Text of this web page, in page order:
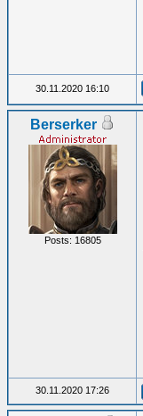
30.11.2020 16:10
Berserker
Posts: 16805
30.11.2020 17:26